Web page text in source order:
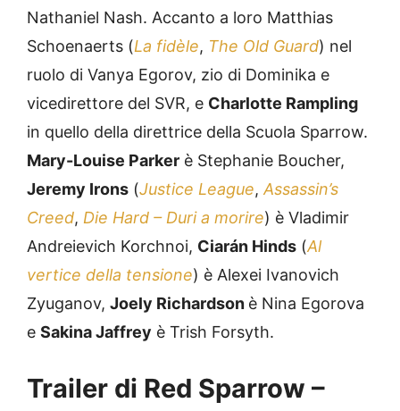
Nathaniel Nash. Accanto a loro Matthias
Schoenaerts (La fidèle, The Old Guard) nel
ruolo di Vanya Egorov, zio di Dominika e
vicedirettore del SVR, e Charlotte Rampling
in quello della direttrice della Scuola Sparrow.
Mary-Louise Parker è Stephanie Boucher,
Jeremy Irons (Justice League, Assassin’s
Creed, Die Hard – Duri a morire) è Vladimir
Andreievich Korchnoi, Ciarán Hinds (Al
vertice della tensione) è Alexei Ivanovich
Zyuganov, Joely Richardson è Nina Egorova
e Sakina Jaffrey è Trish Forsyth.
Trailer di Red Sparrow –